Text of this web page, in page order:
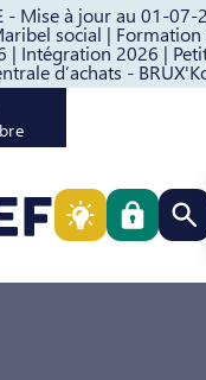
- Mise à jour au 01-07-
social | Formation
| Intégration 2026 |
d’achats -
contenuPasser au